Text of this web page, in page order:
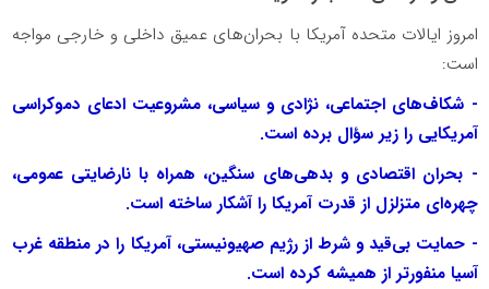
امروز ایالات متحده آمریکا با بحران‌های عمیق داخلی و خارجی مواجه
است:
- شکاف‌های اجتماعی، نژادی و سیاسی، مشروعیت ادعای دموکراسی
آمریکایی را زیر سؤال برده است.
- بحران اقتصادی و بدهی‌های سنگین، همراه با نارضایتی عمومی،
چهره‌ای متزلزل از قدرت آمریکا را آشکار ساخته است.
- حمایت بی‌قید و شرط از رژیم صهیونیستی، آمریکا را در منطقه غرب
آسیا منفورتر از همیشه کرده است.